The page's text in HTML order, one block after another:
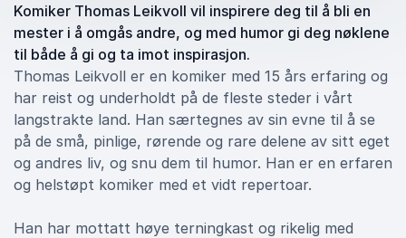
Komiker Thomas Leikvoll vil inspirere deg til å bli en
mester i å omgås andre, og med humor gi deg nøklene
til både å gi og ta imot inspirasjon.
Thomas Leikvoll er en komiker med 15 års erfaring og
har reist og underholdt på de fleste steder i vårt
langstrakte land. Han særtegnes av sin evne til å se
på de små, pinlige, rørende og rare delene av sitt eget
og andres liv, og snu dem til humor. Han er en erfaren
og helstøpt komiker med et vidt repertoar.
Han har mottatt høye terningkast og rikelig med